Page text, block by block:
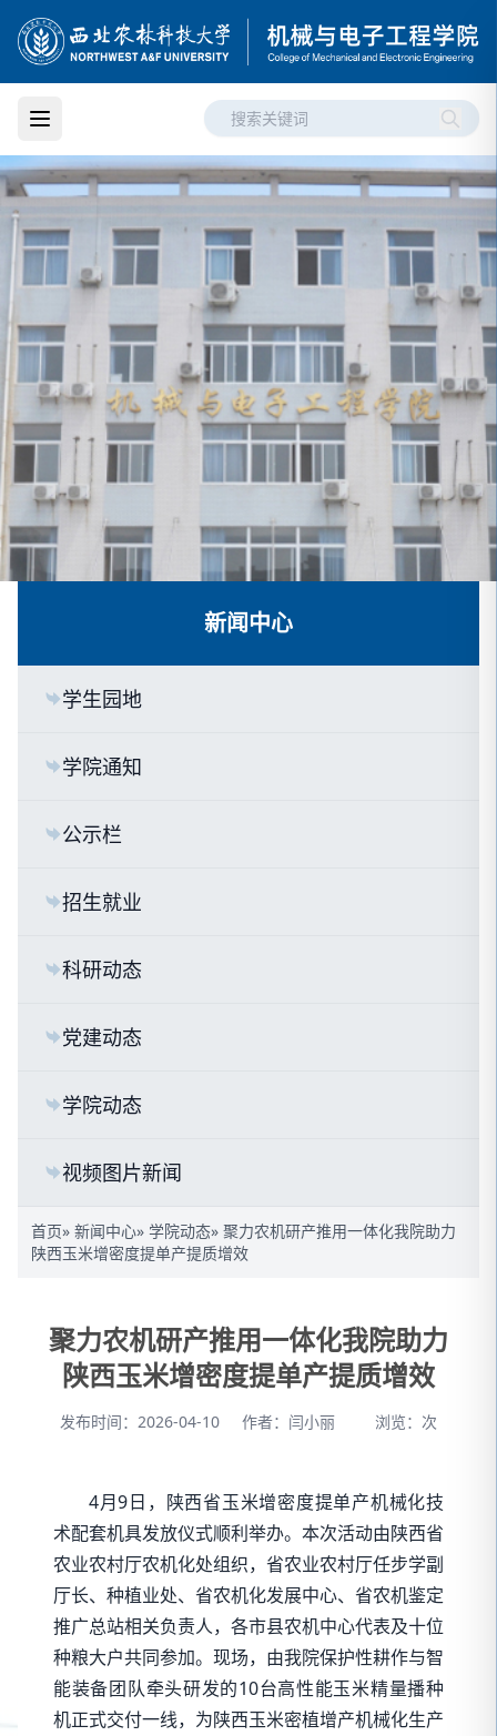
新闻中心
学生园地
学院通知
公示栏
招生就业
科研动态
党建动态
学院动态
视频图片新闻
首页» 新闻中心» 学院动态» 聚力农机研产推用一体化我院助力
陕西玉米增密度提单产提质增效
聚力农机研产推用一体化我院助力
陕西玉米增密度提单产提质增效
发布时间：2026-04-10 作者：闫小丽 浏览： 次
4月9日，陕西省玉米增密度提单产机械化技
术配套机具发放仪式顺利举办。本次活动由陕西省
农业农村厅农机化处组织，省农业农村厅任步学副
厅长、种植业处、省农机化发展中心、省农机鉴定
推广总站相关负责人，各市县农机中心代表及十位
种粮大户共同参加。现场，由我院保护性耕作与智
能装备团队牵头研发的10台高性能玉米精量播种
机正式交付一线，为陕西玉米密植增产机械化生产